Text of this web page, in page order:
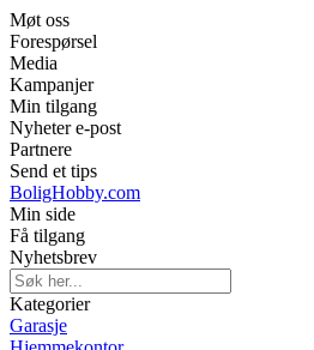
Møt oss
Forespørsel
Media
Kampanjer
Min tilgang
Nyheter e-post
Partnere
Send et tips
BoligHobby.com
Min side
Få tilgang
Nyhetsbrev
Kategorier
Garasje